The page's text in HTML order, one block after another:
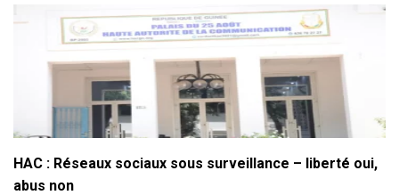
HAC : Réseaux sociaux sous surveillance – liberté oui,
abus non